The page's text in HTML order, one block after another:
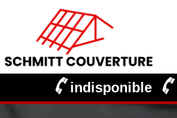
indisponible